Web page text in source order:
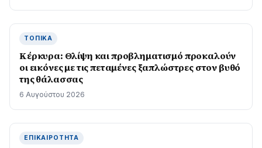
ΤΟΠΙΚΆ
Κέρκυρα: Θλίψη και προβληματισμό προκαλούν
οι εικόνες με τις πεταμένες ξαπλώστρες στον βυθό
της θάλασσας
6 Αυγούστου 2026
ΕΠΙΚΑΙΡΌΤΗΤΑ